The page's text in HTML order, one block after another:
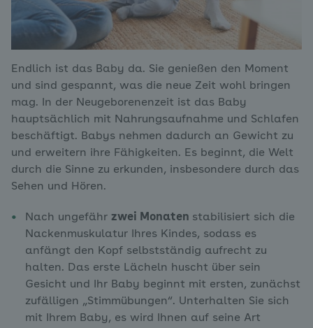
Endlich ist das Baby da. Sie genießen den Moment
und sind gespannt, was die neue Zeit wohl bringen
mag. In der Neugeborenenzeit ist das Baby
hauptsächlich mit Nahrungsaufnahme und Schlafen
beschäftigt. Babys nehmen dadurch an Gewicht zu
und erweitern ihre Fähigkeiten. Es beginnt, die Welt
durch die Sinne zu erkunden, insbesondere durch das
Sehen und Hören.
Nach ungefähr zwei Monaten stabilisiert sich die
Nackenmuskulatur Ihres Kindes, sodass es
anfängt den Kopf selbstständig aufrecht zu
halten. Das erste Lächeln huscht über sein
Gesicht und Ihr Baby beginnt mit ersten, zunächst
zufälligen „Stimmübungen“. Unterhalten Sie sich
mit Ihrem Baby, es wird Ihnen auf seine Art